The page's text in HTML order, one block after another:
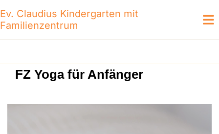
Ev. Claudius Kindergarten mit
Familienzentrum
FZ Yoga für Anfänger